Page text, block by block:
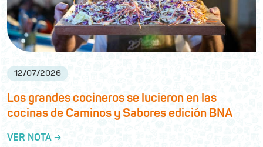
12/07/2026
Los grandes cocineros se lucieron en las
cocinas de Caminos y Sabores edición BNA
VER NOTA →